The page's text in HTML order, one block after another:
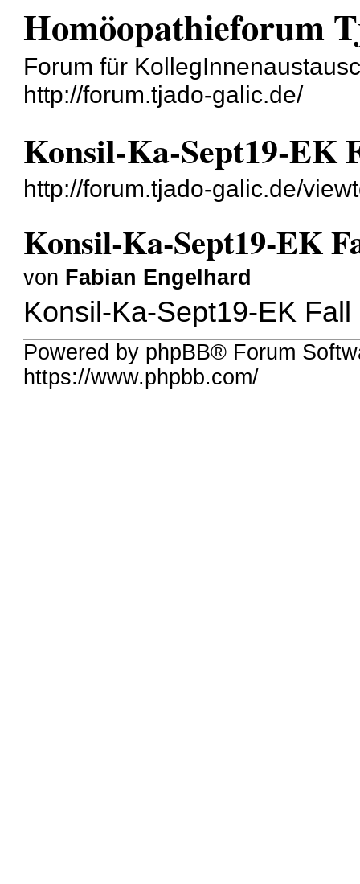
Homöopathieforum
Forum für
http://forum.tjado-galic.de/
Konsil-Ka-Sept19-EK
http://forum.tjado-galic.de/
Konsil-Ka-Sept19-EK
von Fabian Engelhard
Konsil-Ka-Sept19-EK
Powered by phpBB® Forum
https://www.phpbb.com/